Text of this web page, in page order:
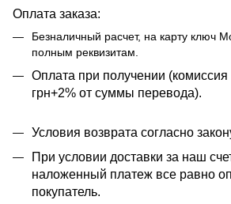
Оплата заказа:
Безналичный расчет, на карту ключ
полным реквизитам.
​​Оплата при получении
грн+2% от суммы перевода).
Условия возврата согласно
При условии доставки за наш
наложенный платеж все равно
покупатель.